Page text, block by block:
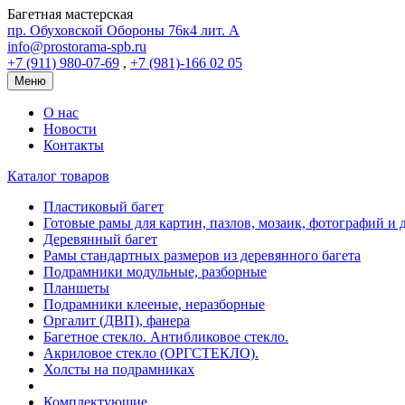
Багетная мастерская
пр. Обуховской Обороны 76к4 лит. А
info@prostorama-spb.ru
+7 (911) 980-07-69 , +7 (981)-166 02 05
Меню
О нас
Новости
Контакты
Каталог товаров
Пластиковый багет
Готовые рамы для картин, пазлов, мозаик, фотографий и
Деревянный багет
Рамы стандартных размеров из деревянного багета
Подрамники модульные, разборные
Планшеты
Подрамники клееные, неразборные
Оргалит (ДВП), фанера
Багетное стекло. Антибликовое стекло.
Акриловое стекло (ОРГСТЕКЛО).
Холсты на подрамниках